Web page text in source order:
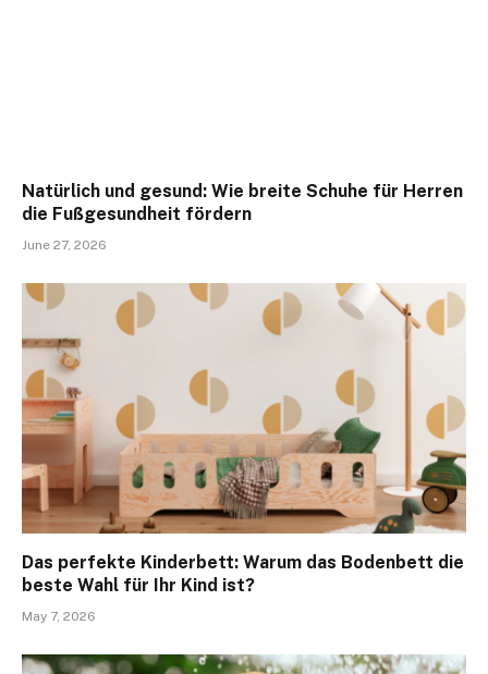
Natürlich und gesund: Wie breite Schuhe für Herren
die Fußgesundheit fördern
June 27, 2026
Das perfekte Kinderbett: Warum das Bodenbett die
beste Wahl für Ihr Kind ist?
May 7, 2026